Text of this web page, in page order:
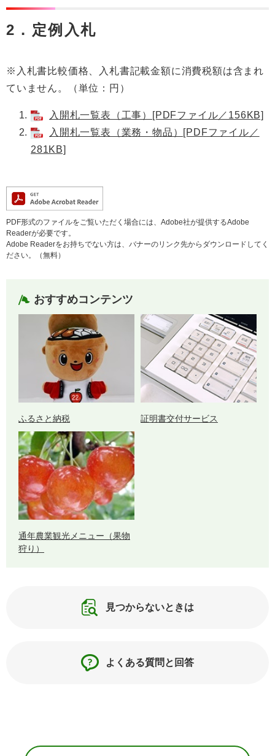
2．定例入札
※入札書比較価格、入札書記載金額に消費税額は含まれ
ていません。（単位：円）
入開札一覧表（工事）[PDFファイル／156KB]
入開札一覧表（業務・物品）[PDFファイル／
281KB]
PDF形式のファイルをご覧いただく場合には、Adobe社が提供するAdobe
Readerが必要です。
Adobe Readerをお持ちでない方は、バナーのリンク先からダウンロードしてく
ださい。（無料）
おすすめコンテンツ
ふるさと納税 証明書交付サービス
通年農業観光メニュー（果物
狩り）
見つからないときは
よくある質問と回答